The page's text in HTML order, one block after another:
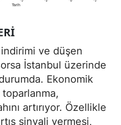
ve düşen
İstanbul üzerinde
Ekonomik
artırıyor. Özellikle
sinyali vermesi,